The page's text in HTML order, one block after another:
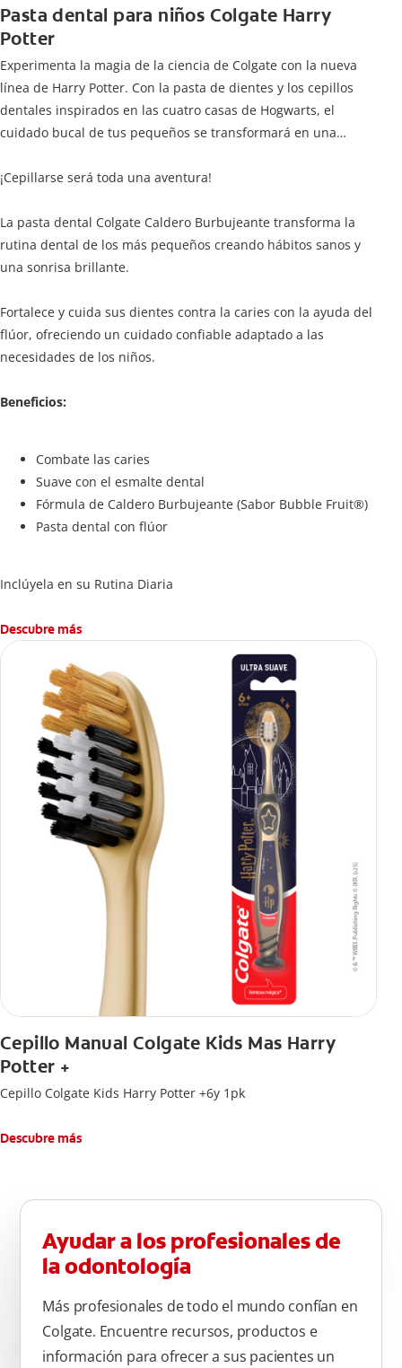
Pasta dental para niños Colgate Harry
Potter
Experimenta la magia de la ciencia de Colgate con la nueva
línea de Harry Potter. Con la pasta de dientes y los cepillos
dentales inspirados en las cuatro casas de Hogwarts, el
cuidado bucal de tus pequeños se transformará en una
¡Cepillarse será toda una aventura!
La pasta dental Colgate Caldero Burbujeante transforma la
rutina dental de los más pequeños creando hábitos sanos y
una sonrisa brillante.
Fortalece y cuida sus dientes contra la caries con la ayuda del
flúor, ofreciendo un cuidado confiable adaptado a las
necesidades de los niños.
Beneficios:
Combate las caries
Suave con el esmalte dental
Fórmula de Caldero Burbujeante (Sabor Bubble Fruit®)
Pasta dental con flúor
Inclúyela en su Rutina Diaria
Descubre más
Cepillo Manual Colgate Kids Mas Harry
Potter +
Cepillo Colgate Kids Harry Potter +6y 1pk
Descubre más
Ayudar a los profesionales de
la odontología
Más profesionales de todo el mundo confían en
Colgate. Encuentre recursos, productos e
información para ofrecer a sus pacientes un